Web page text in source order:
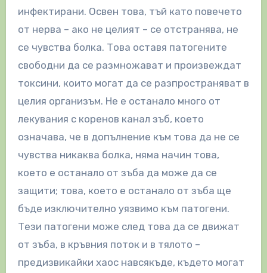
инфектирани. Освен това, тъй като повечето
от нерва – ако не целият – се отстранява, не
се чувства болка. Това оставя патогените
свободни да се размножават и произвеждат
токсини, които могат да се разпространяват в
целия организъм. Не е останало много от
лекувания с коренов канал зъб, което
означава, че в допълнение към това да не се
чувства никаква болка, няма начин това,
което е останало от зъба да може да се
защити; това, което е останало от зъба ще
бъде изключително уязвимо към патогени.
Тези патогени може след това да се движат
от зъба, в кръвния поток и в тялото –
предизвикайки хаос навсякъде, където могат